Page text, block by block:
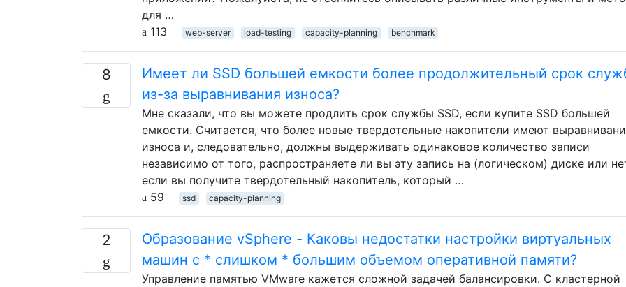
для …
113
web-server load-testing capacity-planning benchmark
8
Имеет ли SSD большей емкости более продолжительный срок
из-за выравнивания износа?
Мне сказали, что вы можете продлить срок службы SSD, если купите SSD большей
емкости. Считается, что более новые твердотельные накопители имеют
износа и, следовательно, должны выдерживать одинаковое количество записи
независимо от того, распространяете ли вы эту запись на (логическом) диске или
если вы получите твердотельный накопитель, который …
59
ssd capacity-planning
2
Образование vSphere - Каковы недостатки настройки виртуальных
машин с * слишком * большим объемом оперативной памяти?
Управление памятью VMware кажется сложной задачей балансировки. С кластерной